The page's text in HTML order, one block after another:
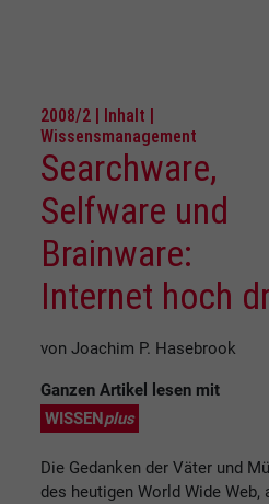
2008/2 | Inhalt |
Wissensmanagement
Searchware,
Selfware und
Brainware:
Internet hoch
von Joachim P. Hasebrook
Ganzen Artikel lesen mit
WISSENplus
Die Gedanken der Väter und
des heutigen World Wide Web,